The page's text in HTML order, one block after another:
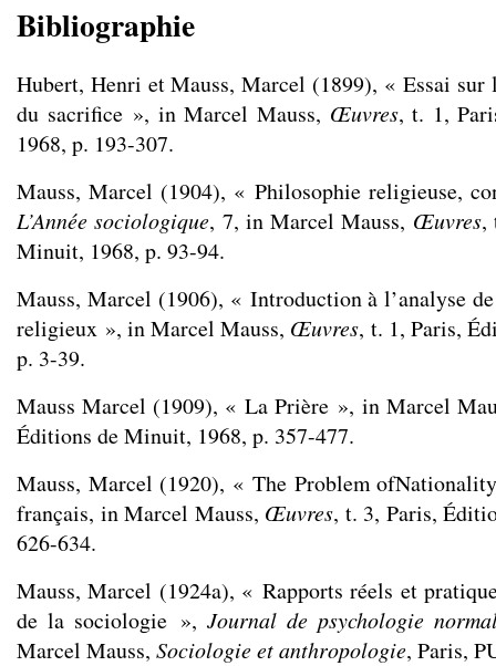
Bibliographie
Hubert, Henri et Mauss, Marcel (1899), « Essai
du sacrifice », in Marcel Mauss, Œuvres, t. 1,
1968, p. 193-307.
Mauss, Marcel (1904), « Philosophie religieuse,
L’Année sociologique, 7, in Marcel Mauss, Œuvres,
Minuit, 1968, p. 93-94.
Mauss, Marcel (1906), « Introduction à l’analyse de
religieux », in Marcel Mauss, Œuvres, t. 1, Paris,
p. 3-39.
Mauss Marcel (1909), « La Prière », in Marcel
Éditions de Minuit, 1968, p. 357-477.
Mauss, Marcel (1920), « The Problem
français, in Marcel Mauss, Œuvres, t. 3, Paris,
626-634.
Mauss, Marcel (1924a), « Rapports réels et
de la sociologie », Journal de psychologie
Marcel Mauss, Sociologie et anthropologie, Paris,